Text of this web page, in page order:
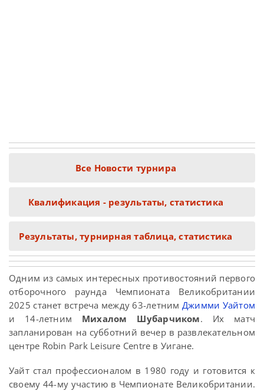
Все Новости турнира
Квалификация - результаты, статистика
Результаты, турнирная таблица, статистика
Одним из самых интересных противостояний первого
отборочного раунда Чемпионата Великобритании
2025 станет встреча между 63-летним Джимми Уайтом
и 14-летним Михалом Шубарчиком. Их матч
запланирован на субботний вечер в развлекательном
центре Robin Park Leisure Centre в Уигане.
Уайт стал профессионалом в 1980 году и готовится к
своему 44-му участию в Чемпионате Великобритании.